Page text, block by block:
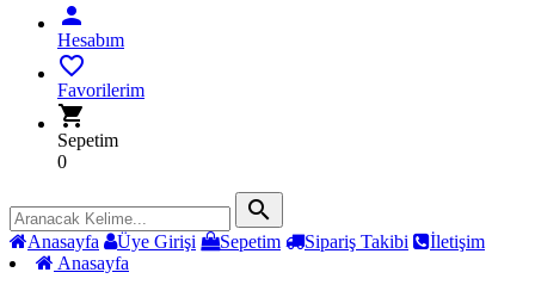
person
Hesabım
favorite_border
Favorilerim
shopping_cart
Sepetim
0
search
Anasayfa Üye Girişi Sepetim Sipariş Takibi
İletişim
Anasayfa